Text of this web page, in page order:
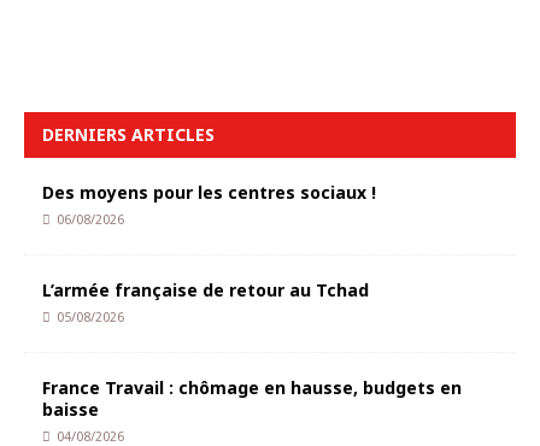
DERNIERS ARTICLES
Des moyens pour les centres sociaux !
06/08/2026
L’armée française de retour au Tchad
05/08/2026
France Travail : chômage en hausse, budgets en
baisse
04/08/2026